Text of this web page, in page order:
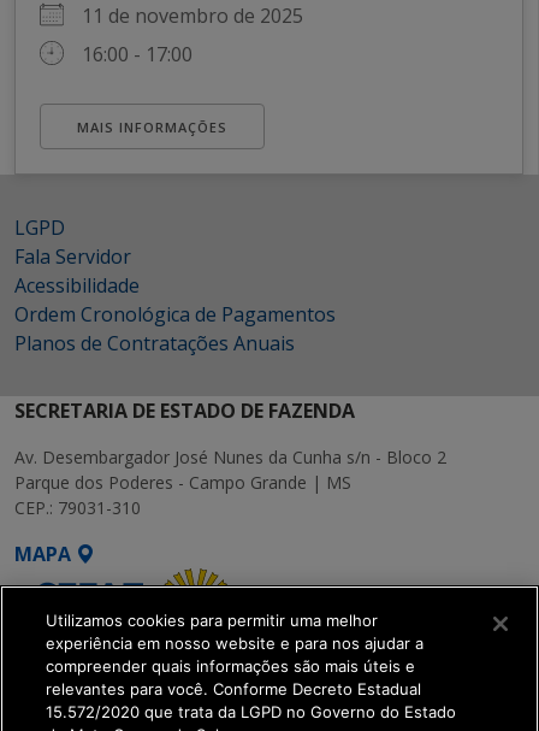
11 de novembro de 2025
16:00 - 17:00
MAIS INFORMAÇÕES
LGPD
Fala Servidor
Acessibilidade
Ordem Cronológica de Pagamentos
Planos de Contratações Anuais
SECRETARIA DE ESTADO DE FAZENDA
Av. Desembargador José Nunes da Cunha s/n - Bloco 2
Parque dos Poderes - Campo Grande | MS
CEP.: 79031-310
MAPA
SETDIG | Secretaria-
Utilizamos cookies para permitir uma melhor
experiência em nosso website e para nos ajudar a
compreender quais informações são mais úteis e
relevantes para você. Conforme Decreto Estadual
15.572/2020 que trata da LGPD no Governo do Estado